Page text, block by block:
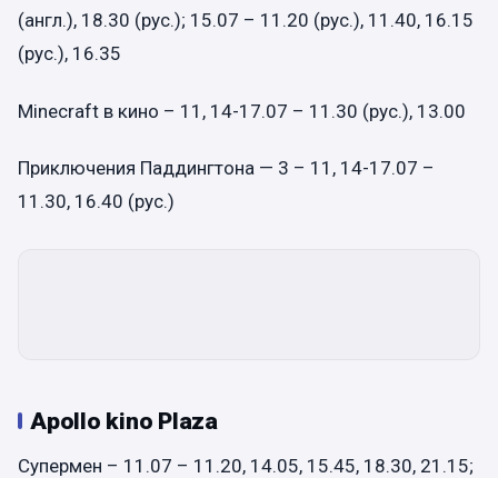
(англ.), 18.30 (рус.); 15.07 – 11.20 (рус.), 11.40, 16.15
(рус.), 16.35
Minecraft в кино – 11, 14-17.07 – 11.30 (рус.), 13.00
Приключения Паддингтона — 3 – 11, 14-17.07 –
11.30, 16.40 (рус.)
Apollo kino Plaza
Супермен – 11.07 – 11.20, 14.05, 15.45, 18.30, 21.15;